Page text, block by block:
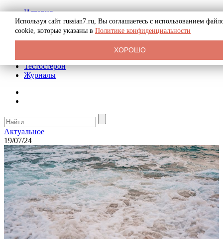
История
Биография
Криминал
Реклама на сайте
Тестостерон
Журналы
Актуальное
19/07/24
Используя сайт russian7.ru, Вы соглашаетесь с использованием
cookie, которые указаны в Политике конфиденциальности
ХОРОШО